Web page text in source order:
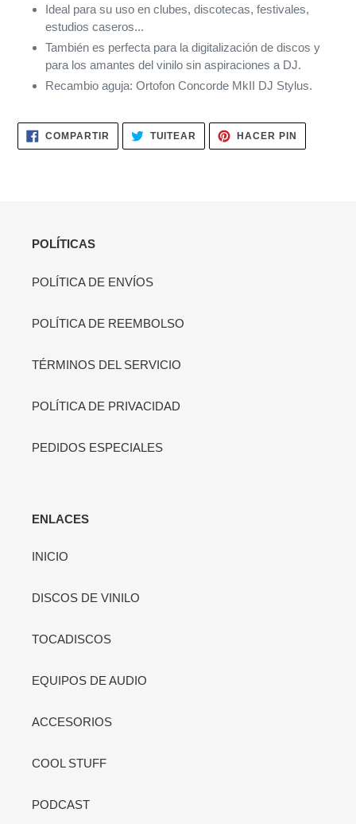
Ideal para su uso en clubes, discotecas, festivales,
estudios caseros...
También es perfecta para la digitalización de discos y
para los amantes del vinilo sin aspiraciones a DJ.
Recambio aguja: Ortofon Concorde MkII DJ Stylus.
COMPARTIR COMPARTIR
FACEBOOK
TUITEAR TUITEAR
TWITTER
HACER PIN
PINTEREST
POLÍTICAS
POLÍTICA DE ENVÍOS
POLÍTICA DE REEMBOLSO
TÉRMINOS DEL SERVICIO
POLÍTICA DE PRIVACIDAD
PEDIDOS ESPECIALES
ENLACES
INICIO
DISCOS DE VINILO
TOCADISCOS
EQUIPOS DE AUDIO
ACCESORIOS
COOL STUFF
PODCAST